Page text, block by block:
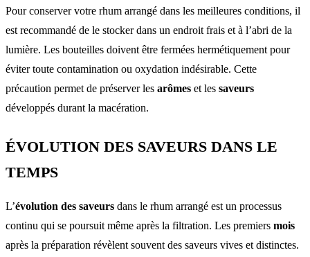
Pour conserver votre rhum arrangé dans les meilleures conditions, il
est recommandé de le stocker dans un endroit frais et à l’abri de la
lumière. Les bouteilles doivent être fermées hermétiquement pour
éviter toute contamination ou oxydation indésirable. Cette
précaution permet de préserver les arômes et les saveurs
développés durant la macération.
ÉVOLUTION DES SAVEURS DANS LE
TEMPS
L’évolution des saveurs dans le rhum arrangé est un processus
continu qui se poursuit même après la filtration. Les premiers mois
après la préparation révèlent souvent des saveurs vives et distinctes.